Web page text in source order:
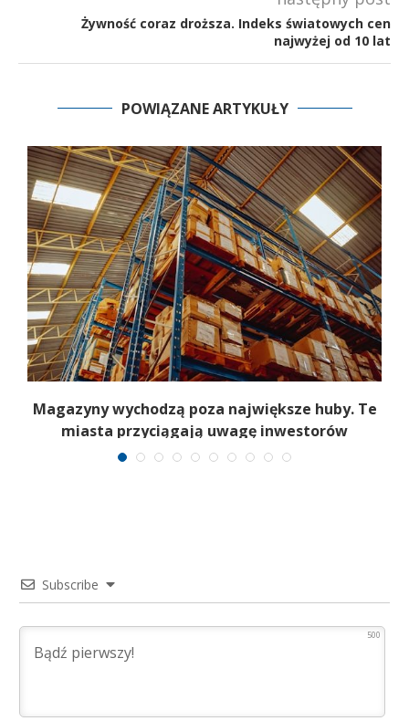
Żywność coraz droższa. Indeks światowych cen
najwyżej od 10 lat
POWIĄZANE ARTYKUŁY
Magazyny wychodzą poza największe huby. Te
miasta przyciągają uwagę inwestorów
Subscribe
500